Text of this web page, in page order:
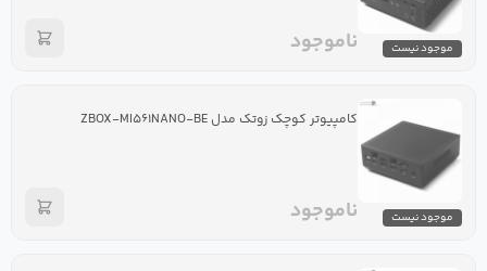
موجود نیست ناموجود
موجود نیست
کامپیوتر کوچک زوتک مدل ZBOX-MI۵۶۱NANO-BE
ناموجود